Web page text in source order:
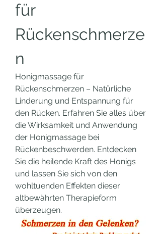
für
Rückenschmerze
n
Honigmassage für
Rückenschmerzen – Natürliche
Linderung und Entspannung für
den Rücken. Erfahren Sie alles über
die Wirksamkeit und Anwendung
der Honigmassage bei
Rückenbeschwerden. Entdecken
Sie die heilende Kraft des Honigs
und lassen Sie sich von den
wohltuenden Effekten dieser
altbewährten Therapieform
überzeugen.